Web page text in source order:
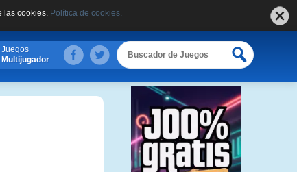
las cookies. Política de cookies.
Juegos
Multijugador